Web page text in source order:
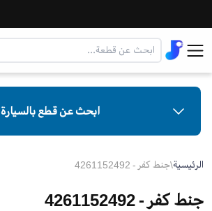
ابحث عن قطع بالسيارة
الرئيسية\جنط كفر - 4261152492
جنط كفر - 4261152492